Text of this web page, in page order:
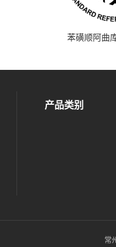
苯磺顺阿曲
产品类别
常